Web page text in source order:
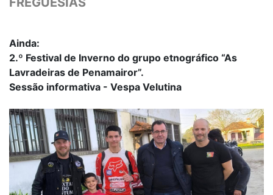
Ainda:
2.º Festival de Inverno do grupo etnográfico “As
Lavradeiras de Penamairor”.
Sessão informativa - Vespa Velutina